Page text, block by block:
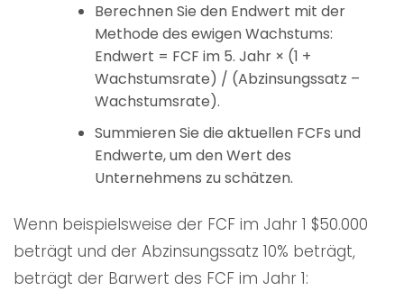
Berechnen Sie den Endwert mit der
Methode des ewigen Wachstums:
Endwert = FCF im 5. Jahr × (1 +
Wachstumsrate) / (Abzinsungssatz –
Wachstumsrate).
Summieren Sie die aktuellen FCFs und
Endwerte, um den Wert des
Unternehmens zu schätzen.
Wenn beispielsweise der FCF im Jahr 1 $50.000
beträgt und der Abzinsungssatz 10% beträgt,
beträgt der Barwert des FCF im Jahr 1: